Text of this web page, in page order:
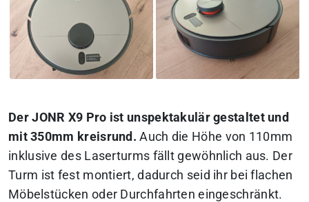
Der JONR X9 Pro ist unspektakulär gestaltet und
mit 350mm kreisrund. Auch die Höhe von 110mm
inklusive des Laserturms fällt gewöhnlich aus. Der
Turm ist fest montiert, dadurch seid ihr bei flachen
Möbelstücken oder Durchfahrten eingeschränkt.